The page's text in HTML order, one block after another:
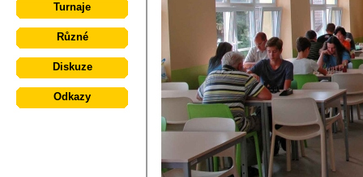
Turnaje
Různé
Diskuze
Odkazy